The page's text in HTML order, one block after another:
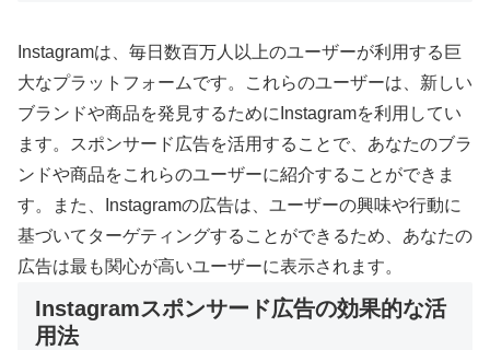
Instagramは、毎日数百万人以上のユーザーが利用する巨
大なプラットフォームです。これらのユーザーは、新しい
ブランドや商品を発見するためにInstagramを利用してい
ます。スポンサード広告を活用することで、あなたのブラ
ンドや商品をこれらのユーザーに紹介することができま
す。また、Instagramの広告は、ユーザーの興味や行動に
基づいてターゲティングすることができるため、あなたの
広告は最も関心が高いユーザーに表示されます。
Instagramスポンサード広告の効果的な活
用法